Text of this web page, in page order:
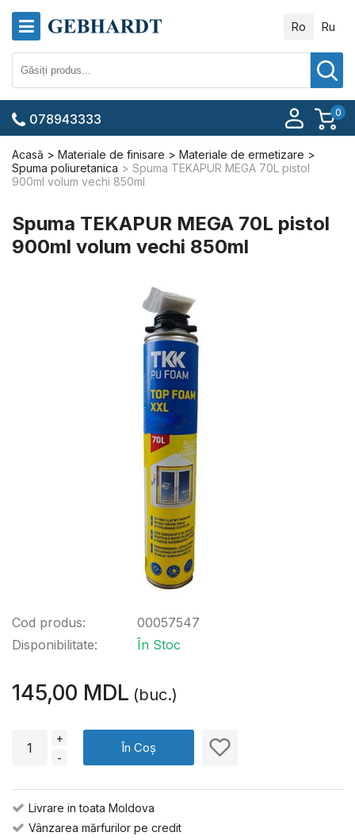
Ro Ru
0
078943333
Acasă Materiale de finisare
Materiale de ermetizare
Spuma poliuretanica
Spuma TEKAPUR MEGA 70L pistol
900ml volum vechi 850ml
Spuma TEKAPUR MEGA 70L pistol
900ml volum vechi 850ml
Cod produs:
Disponibilitate:
00057547
În Stoc
145,00 MDL (buc.)
+
-
În Coș
Livrare in toata Moldova
Vânzarea mărfurilor pe credit